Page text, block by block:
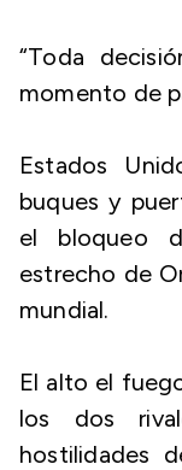
“Toda
momento de
Estados
buques y
el bloqueo
estrecho de
mundial.
El alto el
los dos
hostilidades